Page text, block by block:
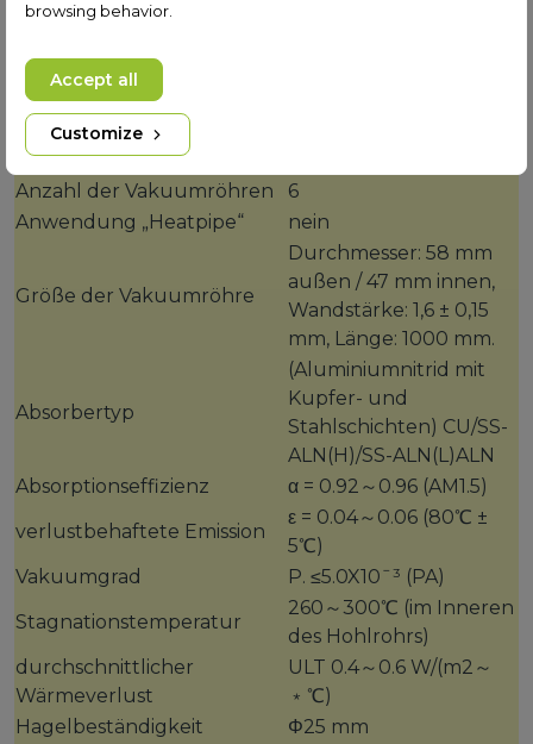
– Einfache Installation, keine Änderungen an der
– Einfache Wartung und Selbstinstallation möglich.
---------------------------------
Anzahl der Vakuumröhren
6
Anwendung „Heatpipe“
nein
Größe der Vakuumröhre
Durchmesser: 58 mm
außen / 47 mm innen,
Wandstärke: 1,6 ± 0,15
mm, Länge: 1000 mm.
Absorbertyp
(Aluminiumnitrid mit
Kupfer- und
Stahlschichten) CU/SS-
ALN(H)/SS-ALN(L)ALN
Absorptionseffizienz
α = 0.92～0.96 (AM1.5)
verlustbehaftete Emission
ε = 0.04～0.06 (80℃ ±
5℃)
Vakuumgrad
P. ≤5.0X10ˉ³ (PA)
Stagnationstemperatur
260～300℃ (im Inneren
des Hohlrohrs)
durchschnittlicher
Wärmeverlust
ULT 0.4～0.6 W/(m2～
﹡℃)
Hagelbeständigkeit
Φ25 mm
browsing behavior.
Customize
Accept all